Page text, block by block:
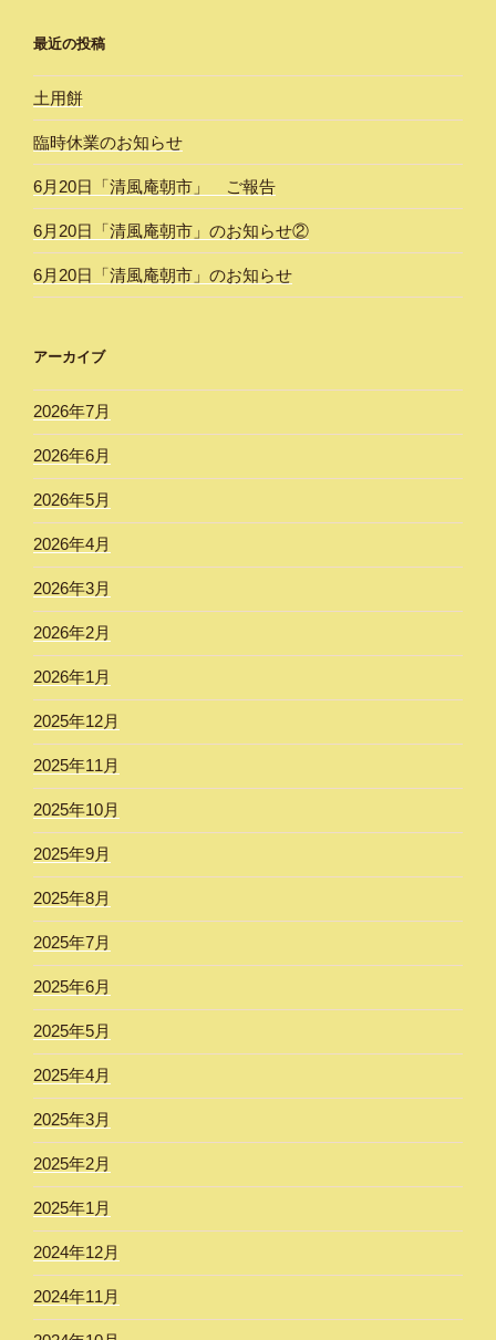
最近の投稿
土用餅
臨時休業のお知らせ
6月20日「清風庵朝市」 ご報告
6月20日「清風庵朝市」のお知らせ②
6月20日「清風庵朝市」のお知らせ
アーカイブ
2026年7月
2026年6月
2026年5月
2026年4月
2026年3月
2026年2月
2026年1月
2025年12月
2025年11月
2025年10月
2025年9月
2025年8月
2025年7月
2025年6月
2025年5月
2025年4月
2025年3月
2025年2月
2025年1月
2024年12月
2024年11月